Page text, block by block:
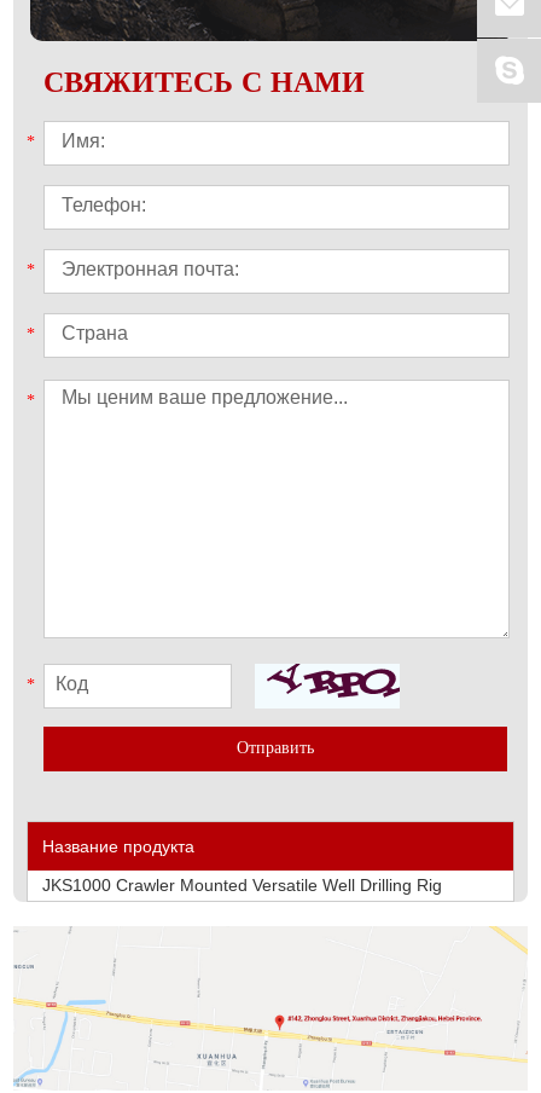
СВЯЖИТЕСЬ С НАМИ
*
*
*
*
*
Название продукта
JKS1000 Crawler Mounted Versatile Well Drilling Rig